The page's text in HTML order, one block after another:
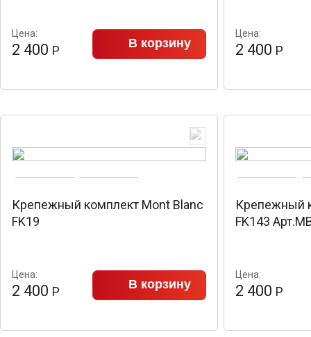
Цена:
2 400 Р В корзину
Цена:
2 400 Р
Крепежный комплект Mont Blanc
FK19
Цена:
2 400 Р В корзину
Крепежный
FK143
Цена:
2 400 Р